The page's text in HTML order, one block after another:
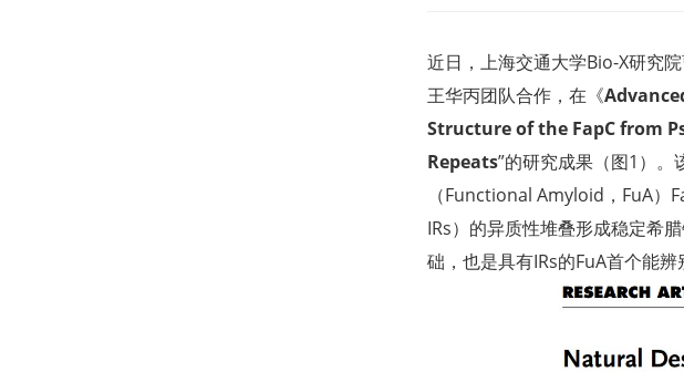
近日，上海交通大学Bio-X研究
王华丙团队合作，在《
Structure of the FapC from
Repeats”的研究成果（图1）
（Functional Amyloid，FuA）
IRs）的异质性堆叠形成稳定希
础，也是具有IRs的FuA首个能辨